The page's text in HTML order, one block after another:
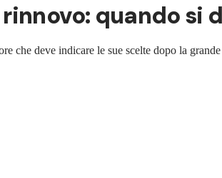
rinnovo: quando
che deve indicare le sue scelte dopo la